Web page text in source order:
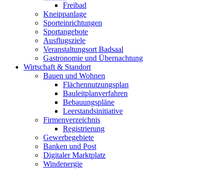
Freibad
Kneippanlage
Sporteinrichtungen
Sportangebote
Ausflugsziele
Veranstaltungsort Badsaal
Gastronomie und Übernachtung
Wirtschaft & Standort
Bauen und Wohnen
Flächennutzungsplan
Bauleitplanverfahren
Bebauungspläne
Leerstandsinitiative
Firmenverzeichnis
Registrierung
Gewerbegebiete
Banken und Post
Digitaler Marktplatz
Windenergie